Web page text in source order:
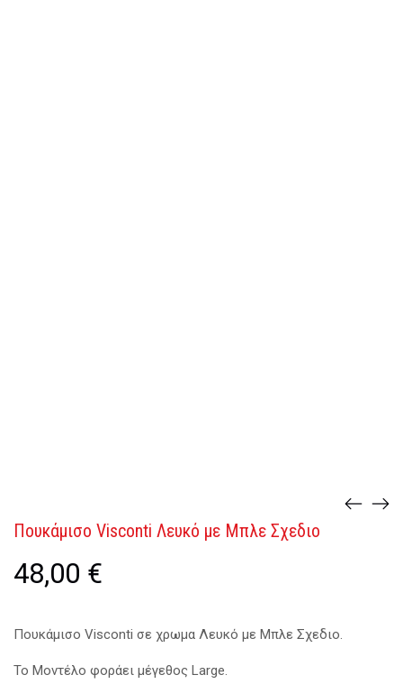
Πουκάμισο Visconti Λευκό με Μπλε Σχεδιο
48,00 €
Πουκάμισο Visconti σε χρωμα Λευκό με Μπλε Σχεδιο.
Το Μοντέλο φοράει μέγεθος Large.